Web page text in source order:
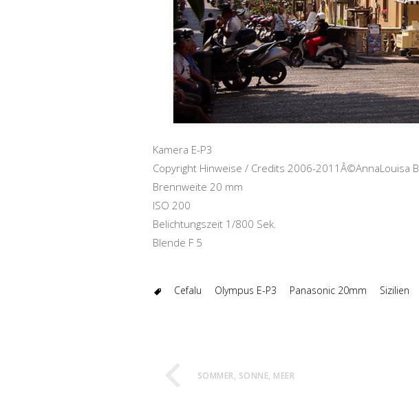
Kamera E-P3
Copyright Hinweise / Credits 2006-2011Â©AnnaLouisa
Brennweite 20 mm
ISO 200
Belichtungszeit 1/800 Sek.
Blende F 5
Cefalu Olympus E-P3 Panasonic 20mm Sizilien
SOMMER, SONNE, MEER